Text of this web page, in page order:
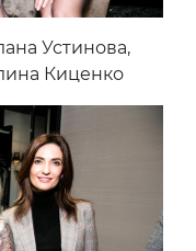
Устинова,
Киценко